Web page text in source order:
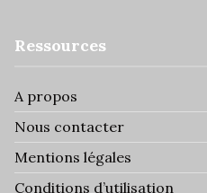
Ressources
A propos
Nous contacter
Mentions légales
Conditions d’utilisation